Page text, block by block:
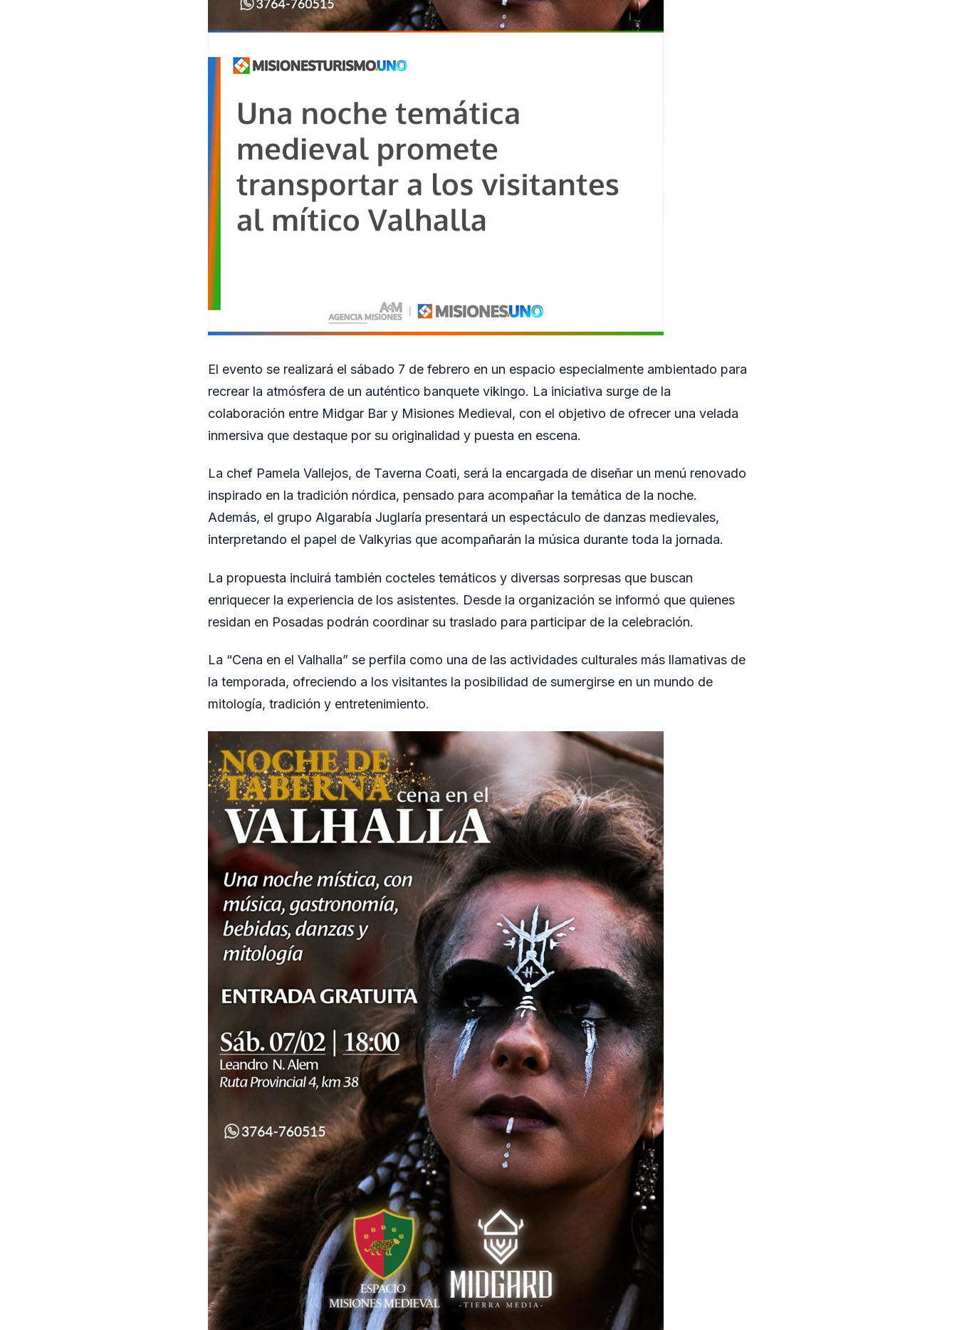
El evento se realizará el sábado 7 de febrero en un espacio especialmente ambientado para
recrear la atmósfera de un auténtico banquete vikingo. La iniciativa surge de la
colaboración entre Midgar Bar y Misiones Medieval, con el objetivo de ofrecer una velada
inmersiva que destaque por su originalidad y puesta en escena.
La chef Pamela Vallejos, de Taverna Coati, será la encargada de diseñar un menú renovado
inspirado en la tradición nórdica, pensado para acompañar la temática de la noche.
Además, el grupo Algarabía Juglaría presentará un espectáculo de danzas medievales,
interpretando el papel de Valkyrias que acompañarán la música durante toda la jornada.
La propuesta incluirá también cocteles temáticos y diversas sorpresas que buscan
enriquecer la experiencia de los asistentes. Desde la organización se informó que quienes
residan en Posadas podrán coordinar su traslado para participar de la celebración.
La “Cena en el Valhalla” se perfila como una de las actividades culturales más llamativas de
la temporada, ofreciendo a los visitantes la posibilidad de sumergirse en un mundo de
mitología, tradición y entretenimiento.